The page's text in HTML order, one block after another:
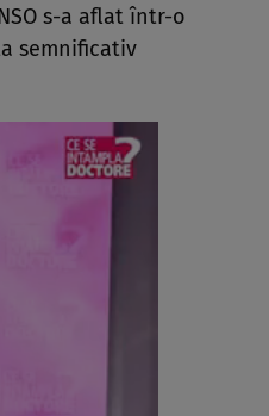
s-a aflat într-o
semnificativ